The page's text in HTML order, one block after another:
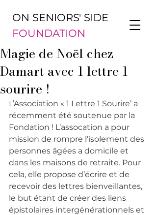
ON SENIORS' SIDE
FOUNDATION
Magie de Noël chez
Damart avec 1 lettre 1
sourire !
L’Association « 1 Lettre 1 Sourire’ a
récemment été soutenue par la
Fondation ! L’assocation a pour
mission de rompre l’isolement des
personnes âgées a domicile et
dans les maisons de retraite. Pour
cela, elle propose d’écrire et de
recevoir des lettres bienveillantes,
le but étant de créer des liens
épistolaires intergénérationnels et